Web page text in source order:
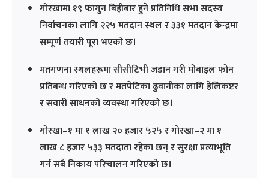
गोरखामा १९ फागुन बिहीबार हुने प्रतिनिधि सभा सदस्य
निर्वाचनका लागि २२५ मतदान स्थल र ३३१ मतदान केन्द्रमा
सम्पूर्ण तयारी पूरा भएको छ।
मतगणना स्थलहरूमा सीसीटिभी जडान गरी मोबाइल फोन
प्रतिबन्ध गरिएको छ र मतपेटिका ढुवानीका लागि हेलिकप्टर
र सवारी साधनको व्यवस्था गरिएको छ।
गोरखा–१ मा १ लाख २० हजार ५२५ र गोरखा–२ मा १
लाख ८ हजार ५३३ मतदाता रहेका छन् र सुरक्षा प्रत्याभूति
गर्न सबै निकाय परिचालन गरिएको छ।